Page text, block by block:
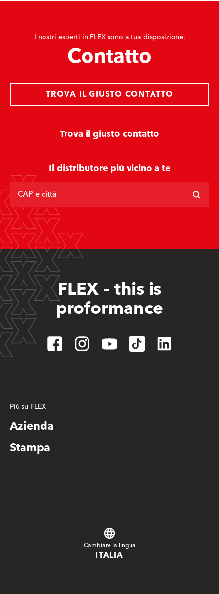
I nostri esperti in FLEX sono a tua disposizione.
Contatto
Trova il giusto contatto
TROVA IL GIUSTO CONTATTO
Il distributore più vicino a te
CAP e città
FLEX – this is
proformance
Più su FLEX
Azienda
Stampa
Cambiare la lingua
ITALIA